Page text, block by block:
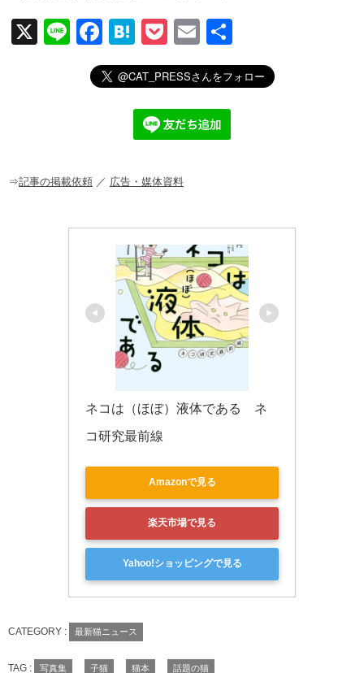
X
Li
F
a
c
o
H
at
e
n
a
P
o
ck
et
E
m
ail
有
⇒記事の掲載依頼 ／ 広告・媒体資料
ネコは（ほぼ）液体である　ネ
コ研究最前線
Amazonで見る
楽天市場で見る
Yahoo!ショッピングで見る
CATEGORY : 最新猫ニュース
TAG : 写真集 子猫 猫本 話題の猫